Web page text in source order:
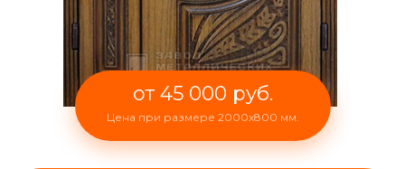
от 45 000 руб.
Цена при размере 2000x800 мм.